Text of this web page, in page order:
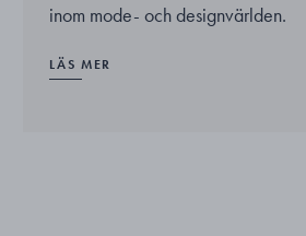
inom mode- och designvärlden.
LÄS MER